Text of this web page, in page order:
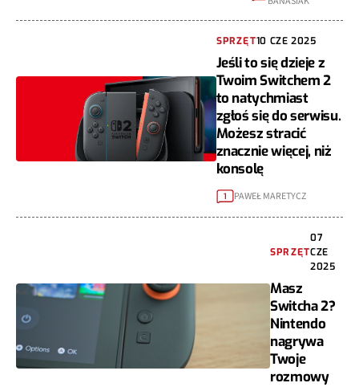
SPRZĘT10 CZE 2025
Jeśli to się dzieje z
Twoim Switchem 2
to natychmiast
zgłoś się do serwisu.
Możesz stracić
znacznie więcej, niż
konsolę
1 PAWEŁ MARETYCZ
SPRZĘT
07
CZE
2025
Masz
Switcha 2?
Nintendo
nagrywa
Twoje
rozmowy